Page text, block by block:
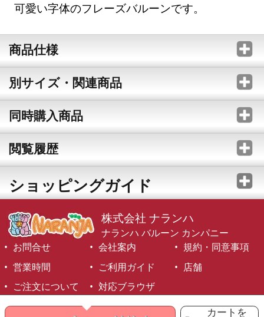
カートを
可愛い字体のフレーズバルーンです。
商品仕様
別サイズ・関連商品
同時購入商品
閲覧履歴
ショッピングガイド
株式会社 ナランハ
ナランハ バルーン カンパニー
お問合せ
会社案内
規約・同意事項
営業時間
ご利用ガイド
店舗
ご注文について
対応ブラウザ
©1999-2026 NARANJA Inc. All Rights Reserved.